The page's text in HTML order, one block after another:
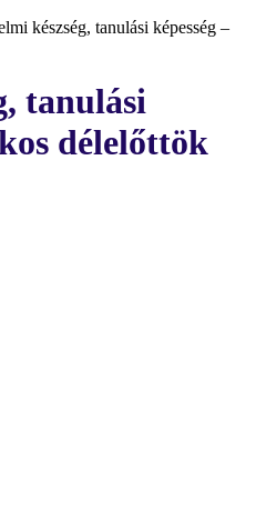
készség, tanulási képesség –
tanulási
délelőttök